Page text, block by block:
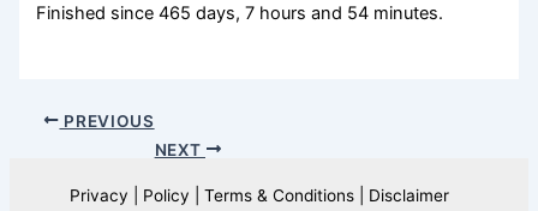
Finished since 465 days, 7 hours and 54 minutes.
PREVIOUS
NEXT
Privacy | Policy | Terms & Conditions | Disclaimer